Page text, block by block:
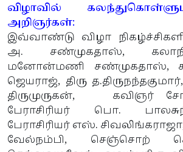
விழாவில்
அறிஞர்கள்:
இவ்வாண்டு விழா
அ. சண்முகதாஸ்,
மனோன்மணி சண்முகதாஸ்,
ஜெயராஜ், திரு
திருமுருகன், கவிஞர்
பேராசிரியர் பொ.
பேராசிரியர் எஸ். சிவலிங்கராஜா,
வேல்நம்பி, செஞ்சொற்